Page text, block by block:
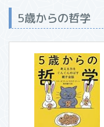
5歳からの哲学